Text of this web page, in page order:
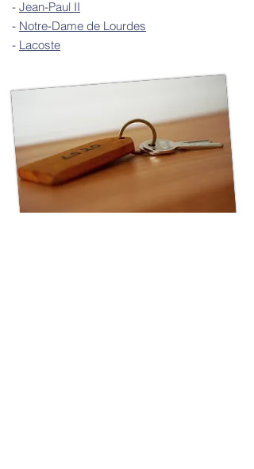
- Jean-Paul II
- Notre-Dame de Lourdes
- Lacoste